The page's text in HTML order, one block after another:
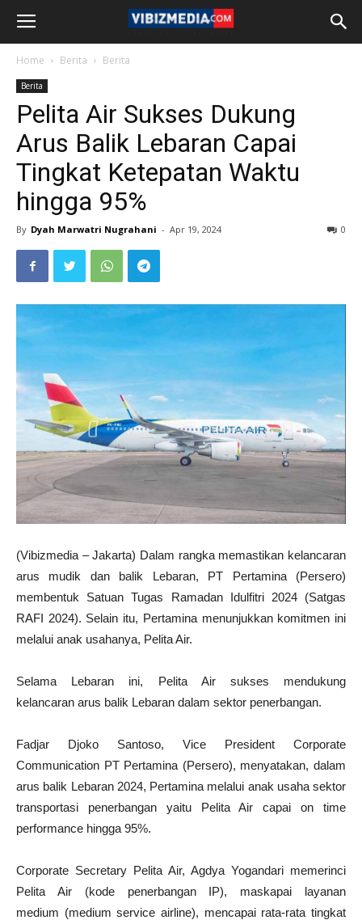
Home Berita Berita
Berita
Pelita Air Sukses Dukung
Arus Balik Lebaran Capai
Tingkat Ketepatan Waktu
hingga 95%
By Dyah Marwatri Nugrahani - Apr 19, 2024 0
(Vibizmedia – Jakarta) Dalam rangka memastikan kelancaran
arus mudik dan balik Lebaran, PT Pertamina (Persero)
membentuk Satuan Tugas Ramadan Idulfitri 2024 (Satgas
RAFI 2024). Selain itu, Pertamina menunjukkan komitmen ini
melalui anak usahanya, Pelita Air.
Selama Lebaran ini, Pelita Air sukses mendukung
kelancaran arus balik Lebaran dalam sektor penerbangan.
Fadjar Djoko Santoso, Vice President Corporate
Communication PT Pertamina (Persero), menyatakan, dalam
arus balik Lebaran 2024, Pertamina melalui anak usaha sektor
transportasi penerbangan yaitu Pelita Air capai on time
performance hingga 95%.
Corporate Secretary Pelita Air, Agdya Yogandari memerinci
Pelita Air (kode penerbangan IP), maskapai layanan
medium (medium service airline), mencapai rata-rata tingkat